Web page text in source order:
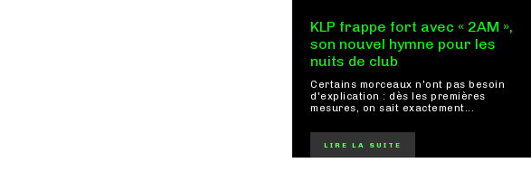
KLP frappe fort avec « 2AM »,
son nouvel hymne pour les
nuits de club
Certains morceaux n'ont pas besoin
d'explication : dès les premières
mesures, on sait exactement...
LIRE LA SUITE